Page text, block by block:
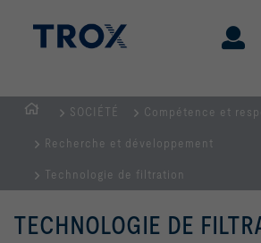
d'accueil
SOCIÉTÉ Compétence et
Recherche et développement
Technologie de filtration
TECHNOLOGIE DE